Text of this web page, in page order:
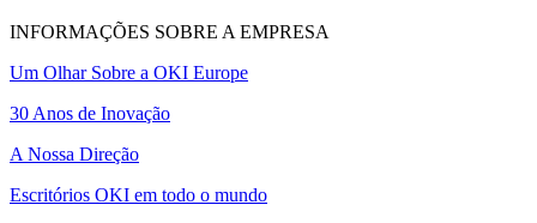
INFORMAÇÕES SOBRE A EMPRESA
Um Olhar Sobre a OKI Europe
30 Anos de Inovação
A Nossa Direção
Escritórios OKI em todo o mundo